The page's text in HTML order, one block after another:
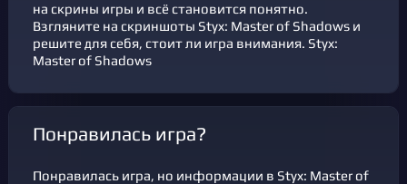
на скрины игры и всё становится понятно.
Взгляните на скриншоты Styx: Master of Shadows и
решите для себя, стоит ли игра внимания. Styx:
Master of Shadows
Понравилась игра?
Понравилась игра, но информации в Styx: Master of